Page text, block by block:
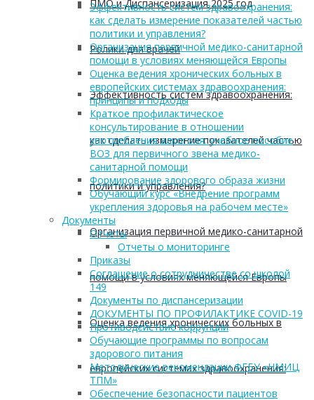
ПМО и Диспансеризация 2025 год
Ролики для врачей
Эффективность систем здравоохранения:
как сделать измерение показателей частью
политики и управления?
Организация первичной медико-санитарной
помощи в условиях меняющейся Европы
Оценка ведения хронических больных в
европейских системах здравоохранения:
Эффективность систем здравоохранения:
как сделать измерение показателей частью
политики и управления?
Организация первичной медико-санитарной
помощи в условиях меняющейся Европы
Оценка ведения хронических больных в
европейских системах здравоохранения:
принципы и подходы
Краткое профилактическое
консультирование в отношении
употребления алкоголя: учебное пособие
ВОЗ для первичного звена медико-
санитарной помощи
Формирование здорового образа жизни
Обучающий курс «Внедрение программ
укрепления здоровья на рабочем месте»
Документы
Отчеты
Отчеты о мониторинге
Приказы
Соглашение о сотрудничестве со школой
149
Документы по диспансеризации
ДОКУМЕНТЫ ПО ПРОФИЛАКТИКЕ COVID-19
Противодействие коррупции
Обучающие программы по вопросам
здорового питания
Методические рекомендации ФГБУ «НМИЦ
ТПМ»
Обеспечение безопасности пациентов